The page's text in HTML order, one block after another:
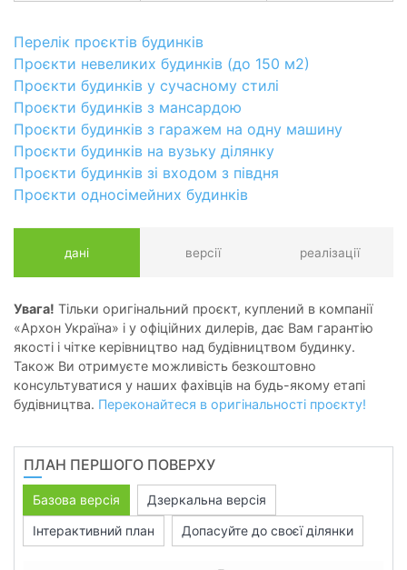
Перелік проєктів будинків
Проєкти невеликих будинків (до 150 м2)
Проєкти будинків у сучасному стилі
Проєкти будинків з мансардою
Проєкти будинків з гаражем на одну машину
Проєкти будинків на вузьку ділянку
Проєкти будинків зі входом з півдня
Проєкти односімейних будинків
дані версії реалізації
Увага! Тільки оригінальний проєкт, куплений в компанії
«Архон Україна» і у офіційних дилерів, дає Вам гарантію
якості і чітке керівництво над будівництвом будинку.
Також Ви отримуєте можливість безкоштовно
консультуватися у наших фахівців на будь-якому етапі
будівництва. Переконайтеся в оригінальності проєкту!
ПЛАН ПЕРШОГО ПОВЕРХУ
Базова версія
Дзеркальна версія
Інтерактивний план
Допасуйте до своєї ділянки